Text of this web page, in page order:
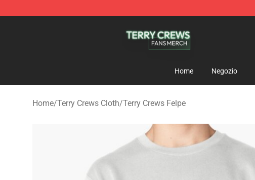
Home Negozio
Home/Terry Crews Cloth/Terry Crews Felpe